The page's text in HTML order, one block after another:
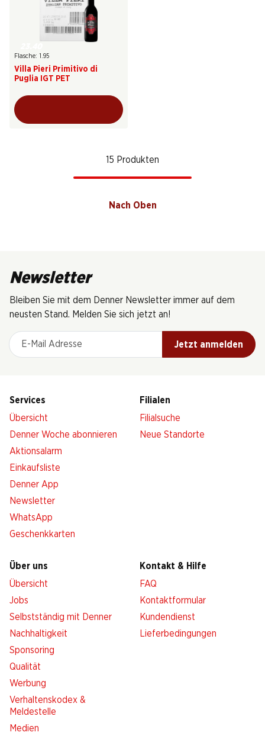
Flasche: 1.95
Villa Pieri Primitivo di
Puglia IGT PET
15 Produkten
Nach Oben
Newsletter
Bleiben Sie mit dem Denner Newsletter immer auf dem
neusten Stand. Melden Sie sich jetzt an!
E-Mail Adresse
Jetzt anmelden
Services
Übersicht
Denner Woche abonnieren
Aktionsalarm
Einkaufsliste
Denner App
Newsletter
WhatsApp
Geschenkkarten
Filialen
Filialsuche
Neue Standorte
Über uns
Übersicht
Jobs
Selbstständig mit Denner
Nachhaltigkeit
Sponsoring
Qualität
Werbung
Verhaltenskodex &
Meldestelle
Medien
Kontakt & Hilfe
FAQ
Kontaktformular
Kundendienst
Lieferbedingungen